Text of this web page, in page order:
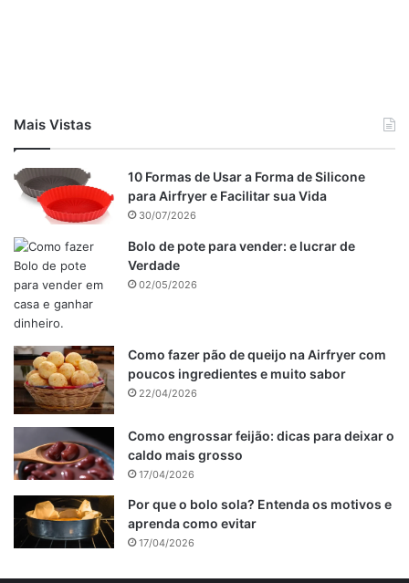
Mais Vistas
10 Formas de Usar a Forma de Silicone
para Airfryer e Facilitar sua Vida
30/07/2026
Bolo de pote para vender: e lucrar de
Verdade
02/05/2026
Como fazer pão de queijo na Airfryer com
poucos ingredientes e muito sabor
22/04/2026
Como engrossar feijão: dicas para deixar o
caldo mais grosso
17/04/2026
Por que o bolo sola? Entenda os motivos e
aprenda como evitar
17/04/2026